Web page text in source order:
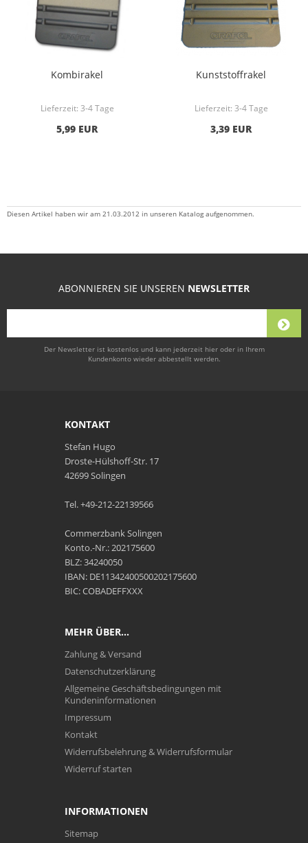
Kombirakel
Lieferzeit: 3-4 Tage
5,99 EUR
Kunststoffrakel
Lieferzeit: 3-4 Tage
3,39 EUR
Diesen Artikel haben wir am 21.03.2012 in unseren Katalog aufgenommen.
ABONNIEREN SIE UNSEREN NEWSLETTER
Der Newsletter ist kostenlos und kann jederzeit hier oder in Ihrem
Kundenkonto wieder abbestellt werden.
KONTAKT
Stefan Hugo
Droste-Hülshoff-Str. 17
42699 Solingen
Tel. +49-212-22139566
Commerzbank Solingen
Konto.-Nr.: 202175600
BLZ: 34240050
IBAN: DE11342400500202175600
BIC: COBADEFFXXX
MEHR ÜBER...
Zahlung & Versand
Datenschutzerklärung
Allgemeine Geschäftsbedingungen mit
Kundeninformationen
Impressum
Kontakt
Widerrufsbelehrung & Widerrufsformular
Widerruf starten
INFORMATIONEN
Sitemap